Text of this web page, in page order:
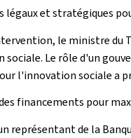
légaux et stratégiques
le ministre du
Le rôle d'un
l'innovation sociale a
des financements pour
représentant de la